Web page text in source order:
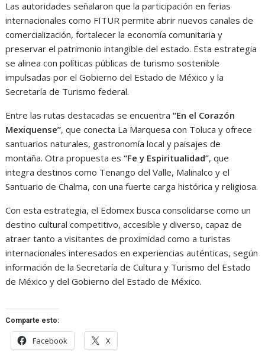
Las autoridades señalaron que la participación en ferias
internacionales como FITUR permite abrir nuevos canales de
comercialización, fortalecer la economía comunitaria y
preservar el patrimonio intangible del estado. Esta estrategia
se alinea con políticas públicas de turismo sostenible
impulsadas por el Gobierno del Estado de México y la
Secretaría de Turismo federal.
Entre las rutas destacadas se encuentra“En el Corazón
Mexiquense”, que conecta La Marquesa con Toluca y ofrece
santuarios naturales, gastronomía local y paisajes de
montaña. Otra propuesta es“Fe y Espiritualidad”, que
integra destinos como Tenango del Valle, Malinalco y el
Santuario de Chalma, con una fuerte carga histórica y religiosa.
Con esta estrategia, el Edomex busca consolidarse como un
destino cultural competitivo, accesible y diverso, capaz de
atraer tanto a visitantes de proximidad como a turistas
internacionales interesados en experiencias auténticas, según
información de la Secretaría de Cultura y Turismo del Estado
de México y del Gobierno del Estado de México.
Comparte esto:
Facebook X